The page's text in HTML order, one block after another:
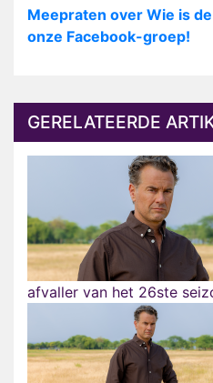
Meepraten over Wie is
onze Facebook-groep!
GERELATEERDE
afvaller van het 26ste